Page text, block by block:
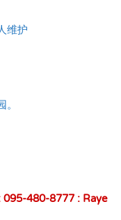
维护
095-480-8777 : Raye